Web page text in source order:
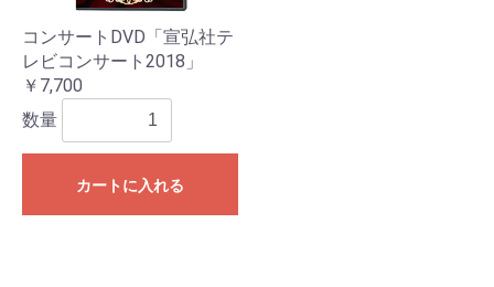
コンサートDVD「宣弘社テ
レビコンサート2018」
￥7,700
数量
カートに入れる